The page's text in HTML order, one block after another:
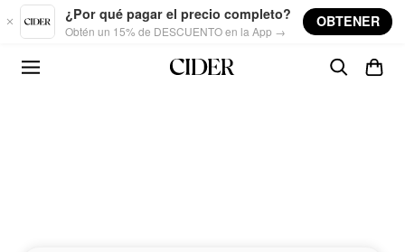
Skip to main content
¿Por qué pagar el precio completo?
Obtén un 15% de DESCUENTO en la App →
OBTENER